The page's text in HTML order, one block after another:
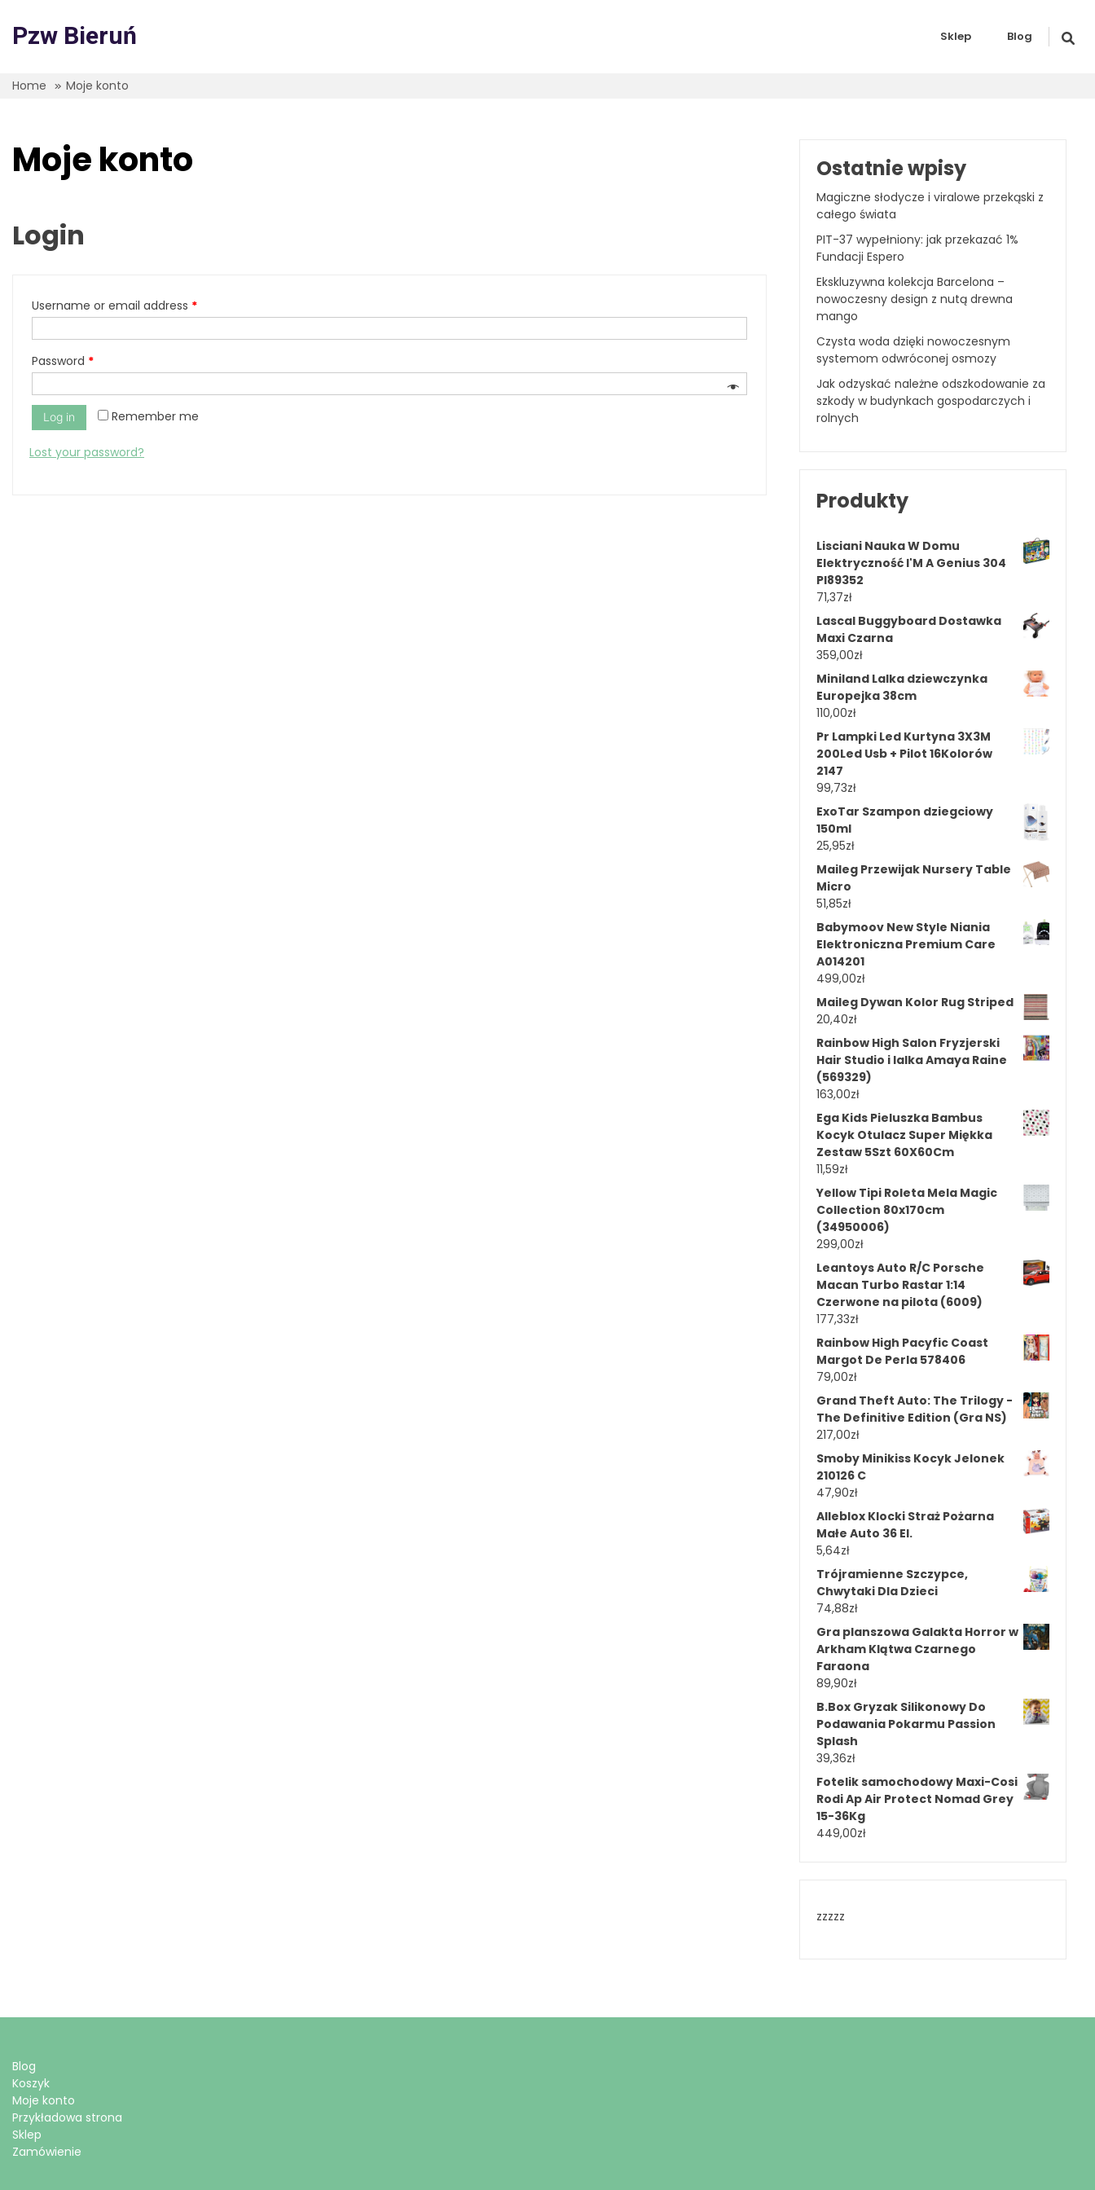
content
Pzw Bieruń Sklep Blog
Home Moje konto
Moje konto
Login
Username or email address *
Password *
Remember me
Log in
Lost your password?
Ostatnie wpisy
Magiczne słodycze i viralowe przekąski z
całego świata
PIT-37 wypełniony: jak przekazać 1%
Fundacji Espero
Ekskluzywna kolekcja Barcelona –
nowoczesny design z nutą drewna
mango
Czysta woda dzięki nowoczesnym
systemom odwróconej osmozy
Jak odzyskać należne odszkodowanie za
szkody w budynkach gospodarczych i
rolnych
Produkty
Lisciani Nauka W Domu
Elektryczność I'M A Genius 304
Pl89352
71,37zł
Lascal Buggyboard Dostawka
Maxi Czarna
359,00zł
Miniland Lalka dziewczynka
Europejka 38cm
110,00zł
Pr Lampki Led Kurtyna 3X3M
200Led Usb + Pilot 16Kolorów
2147
99,73zł
ExoTar Szampon dziegciowy
150ml
25,95zł
Maileg Przewijak Nursery Table
Micro
51,85zł
Babymoov New Style Niania
Elektroniczna Premium Care
A014201
499,00zł
Maileg Dywan Kolor Rug Striped
20,40zł
Rainbow High Salon Fryzjerski
Hair Studio i lalka Amaya Raine
(569329)
163,00zł
Ega Kids Pieluszka Bambus
Kocyk Otulacz Super Miękka
Zestaw 5Szt 60X60Cm
11,59zł
Yellow Tipi Roleta Mela Magic
Collection 80x170cm
(34950006)
299,00zł
Leantoys Auto R/C Porsche
Macan Turbo Rastar 1:14
Czerwone na pilota (6009)
177,33zł
Rainbow High Pacyfic Coast
Margot De Perla 578406
79,00zł
Grand Theft Auto: The Trilogy -
The Definitive Edition (Gra NS)
217,00zł
Smoby Minikiss Kocyk Jelonek
210126 C
47,90zł
Alleblox Klocki Straż Pożarna
Małe Auto 36 El.
5,64zł
Trójramienne Szczypce,
Chwytaki Dla Dzieci
74,88zł
Gra planszowa Galakta Horror w
Arkham Klątwa Czarnego
Faraona
89,90zł
B.Box Gryzak Silikonowy Do
Podawania Pokarmu Passion
Splash
39,36zł
Fotelik samochodowy Maxi-Cosi
Rodi Ap Air Protect Nomad Grey
15-36Kg
449,00zł
zzzzz
Blog
Koszyk
Moje konto
Przykładowa strona
Sklep
Zamówienie